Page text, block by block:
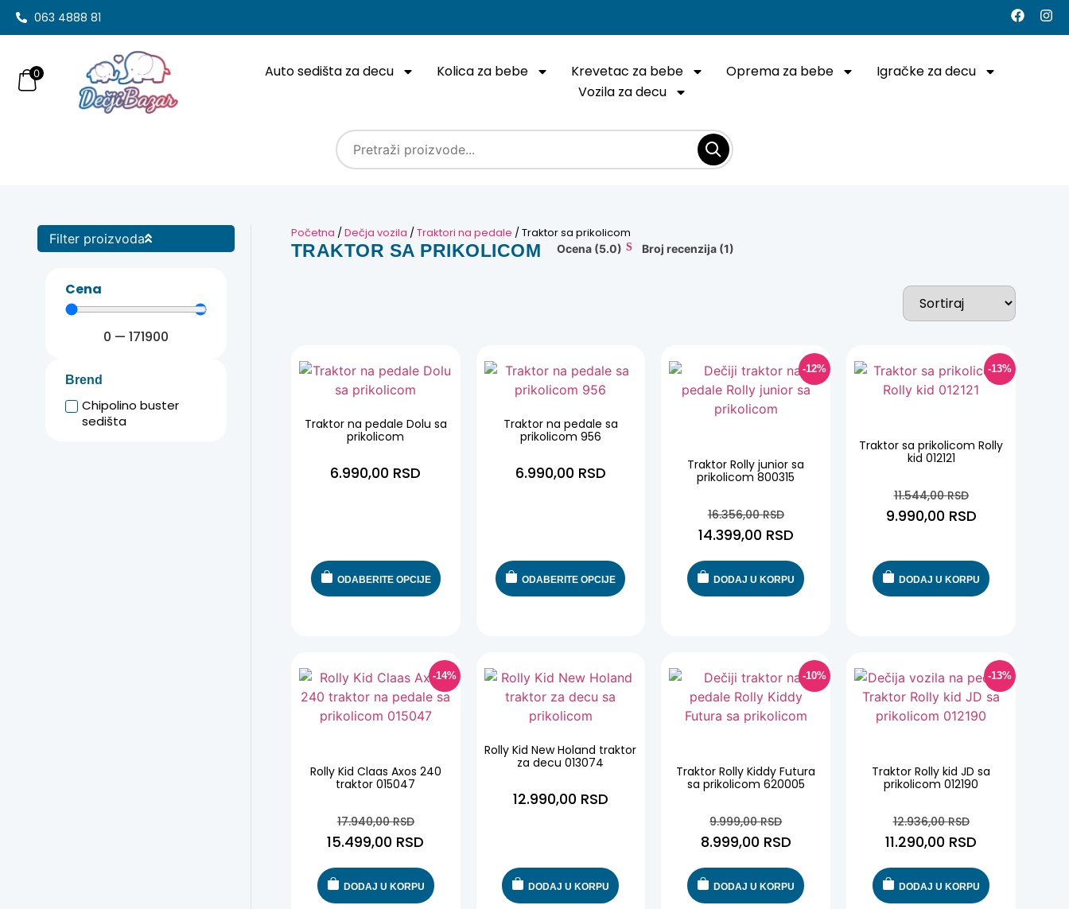
063 4888 81
Auto sedišta za decu Kolica za bebe Krevetac za bebe Oprema za bebe
Igračke za decu
Vozila za decu
0
Filter proizvoda
Cena
0 — 171900
Brend
Chipolino buster
sedišta
Početna /Dečja vozila /Traktori na pedale / Traktor sa prikolicom
TRAKTOR SA PRIKOLICOM Ocena (5.0) Broj recenzija (1)
Traktor na pedale Dolu sa
prikolicom
6.990,00 RSD
ODABERITE OPCIJE
Traktor na pedale sa
prikolicom 956
6.990,00 RSD
ODABERITE OPCIJE
-12%
Traktor Rolly junior sa
prikolicom 800315
16.356,00RSD
14.399,00 RSD
DODAJ U KORPU
-13%
Traktor sa prikolicom Rolly
kid 012121
11.544,00RSD
9.990,00 RSD
DODAJ U KORPU
-14%
Rolly Kid Claas Axos 240
traktor 015047
17.940,00RSD
15.499,00 RSD
DODAJ U KORPU
Rolly Kid New Holand traktor
za decu 013074
12.990,00 RSD
DODAJ U KORPU
-10%
Traktor Rolly Kiddy Futura
sa prikolicom 620005
9.999,00RSD
8.999,00 RSD
DODAJ U KORPU
-13%
Traktor Rolly kid JD sa
prikolicom 012190
12.936,00RSD
11.290,00 RSD
DODAJ U KORPU